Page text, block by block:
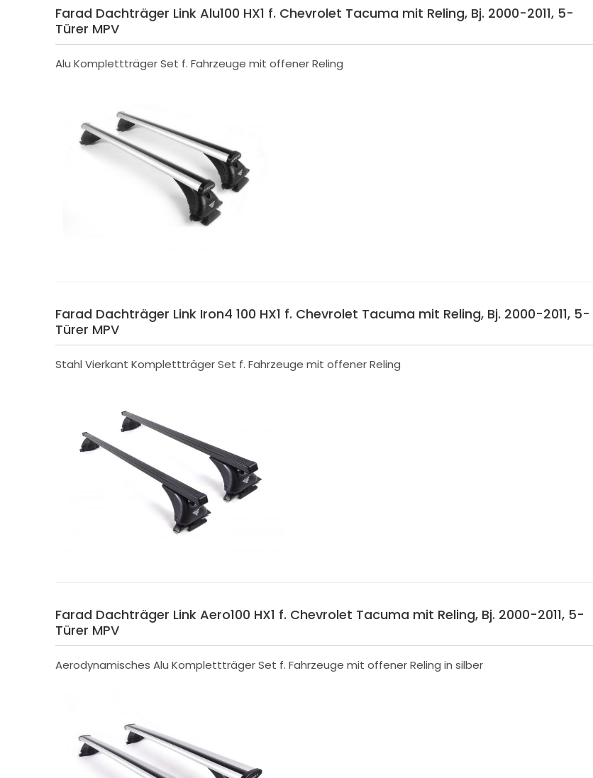
Farad Dachträger Link Alu100 HX1 f. Chevrolet Tacuma mit Reling, Bj. 2000-2011, 5-
Türer MPV
Alu Komplettträger Set f. Fahrzeuge mit offener Reling
Farad Dachträger Link Iron4 100 HX1 f. Chevrolet Tacuma mit Reling, Bj. 2000-2011, 5-
Türer MPV
Stahl Vierkant Komplettträger Set f. Fahrzeuge mit offener Reling
Farad Dachträger Link Aero100 HX1 f. Chevrolet Tacuma mit Reling, Bj. 2000-2011, 5-
Türer MPV
Aerodynamisches Alu Komplettträger Set f. Fahrzeuge mit offener Reling in silber